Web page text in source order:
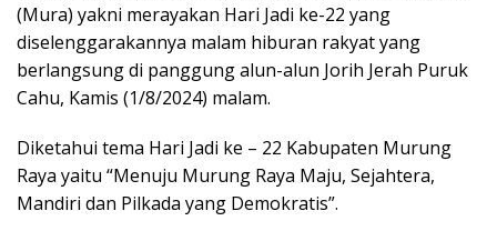
(Mura) yakni merayakan Hari Jadi ke-22 yang
diselenggarakannya malam hiburan rakyat yang
berlangsung di panggung alun-alun Jorih Jerah Puruk
Cahu, Kamis (1/8/2024) malam.
Diketahui tema Hari Jadi ke – 22 Kabupaten Murung
Raya yaitu “Menuju Murung Raya Maju, Sejahtera,
Mandiri dan Pilkada yang Demokratis”.